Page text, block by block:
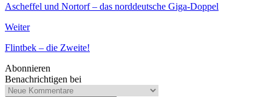
Ascheffel und Nortorf – das norddeutsche Giga-Doppel
Weiter
Flintbek – die Zweite!
Abonnieren
Benachrichtigen bei